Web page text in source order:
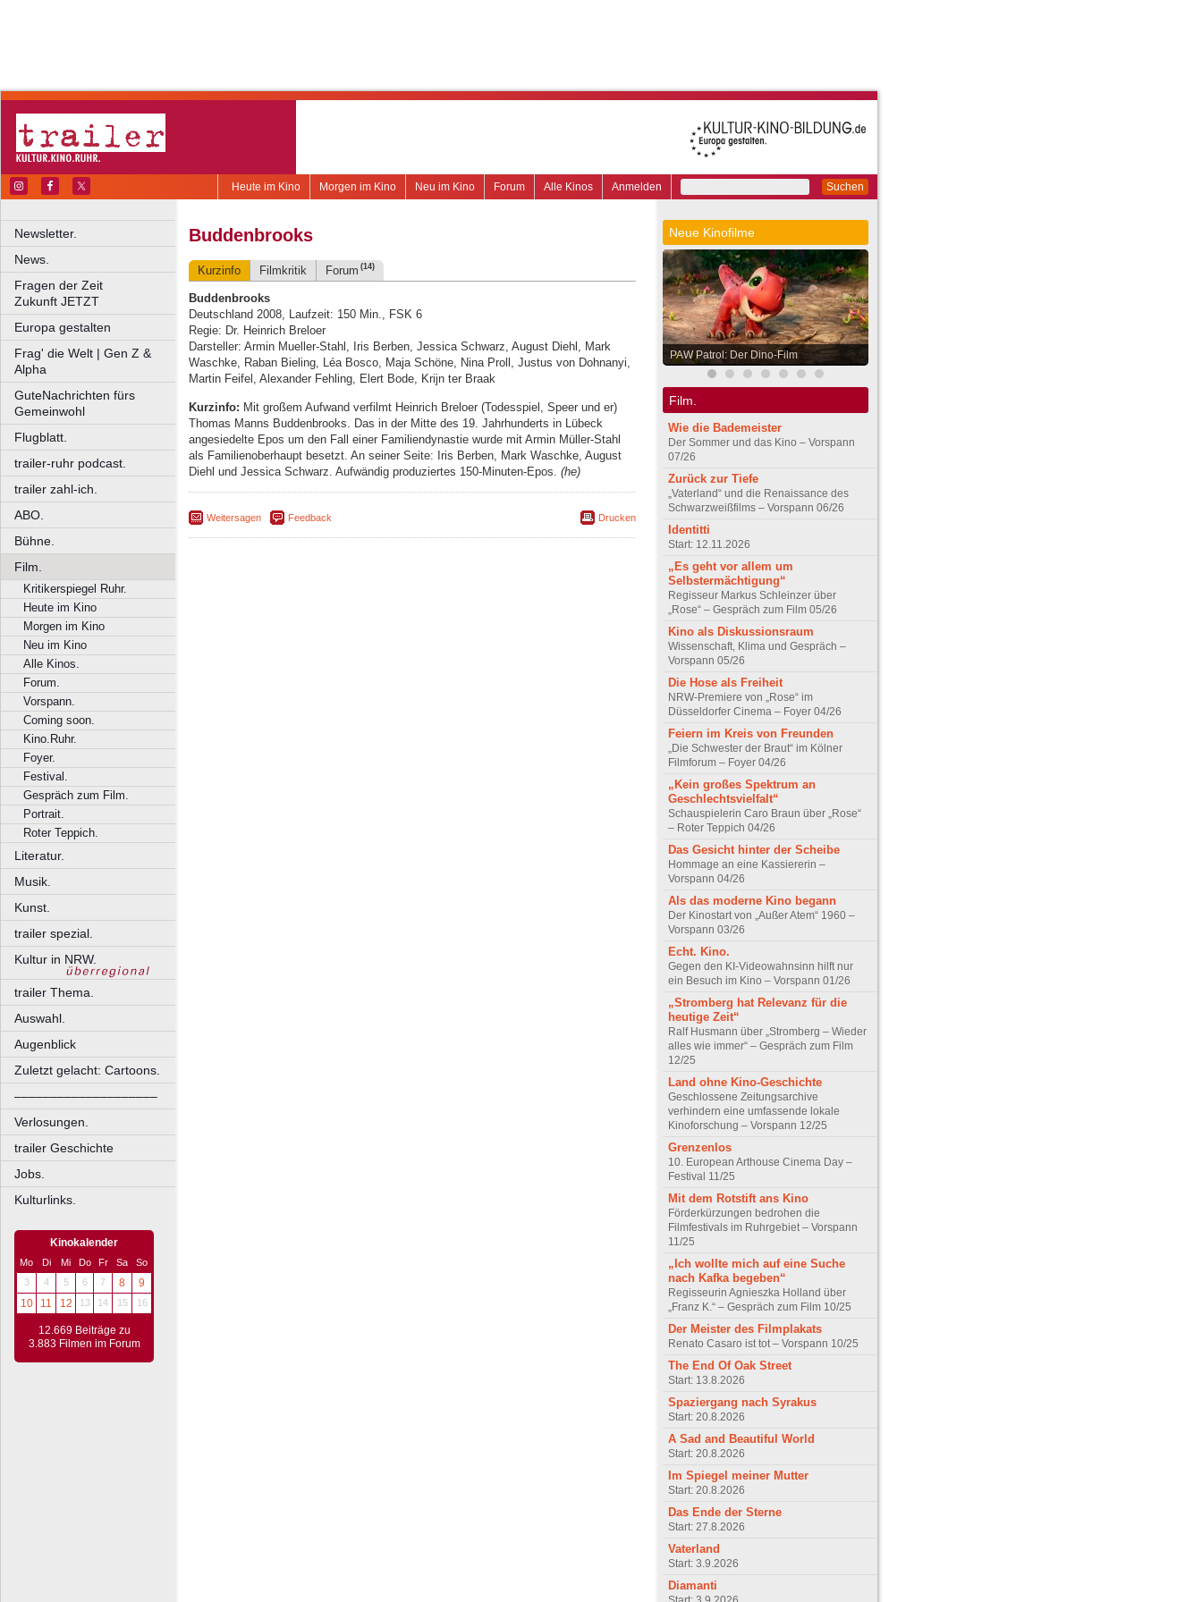
Suchen
Anmelden
Alle Kinos
Forum
Neu im Kino
Morgen im Kino
Heute im Kino
Newsletter.
News.
Fragen der Zeit
Zukunft JETZT
Europa gestalten
Frag' die Welt | Gen Z &
Alpha
GuteNachrichten fürs
Gemeinwohl
Flugblatt.
trailer-ruhr podcast.
trailer zahl-ich.
ABO.
Bühne.
Film.
Kritikerspiegel Ruhr.
Heute im Kino
Morgen im Kino
Neu im Kino
Alle Kinos.
Forum.
Vorspann.
Coming soon.
Kino.Ruhr.
Foyer.
Festival.
Gespräch zum Film.
Portrait.
Roter Teppich.
Literatur.
Musik.
Kunst.
trailer spezial.
Kultur in NRW.
trailer Thema.
Auswahl.
Augenblick
Zuletzt gelacht: Cartoons.
––––––––––––––––––––
Verlosungen.
trailer Geschichte
Jobs.
Kulturlinks.
Kinokalender
Mo Di Mi Do Fr Sa
So
3
4 5 6 7 8
9
10
11 12 13 14 15 16
12.669 Beiträge zu
3.883 Filmen im Forum
Buddenbrooks
Kurzinfo Filmkritik Forum (14)
Buddenbrooks
Deutschland 2008, Laufzeit: 150 Min., FSK 6
Regie: Dr. Heinrich Breloer
Darsteller: Armin Mueller-Stahl, Iris Berben, Jessica Schwarz, August Diehl, Mark
Waschke, Raban Bieling, Léa Bosco, Maja Schöne, Nina Proll, Justus von Dohnanyi,
Martin Feifel, Alexander Fehling, Elert Bode, Krijn ter Braak
Kurzinfo: Mit großem Aufwand verfilmt Heinrich Breloer (Todesspiel, Speer und er)
Thomas Manns Buddenbrooks. Das in der Mitte des 19. Jahrhunderts in Lübeck
angesiedelte Epos um den Fall einer Familiendynastie wurde mit Armin Müller-Stahl
als Familienoberhaupt besetzt. An seiner Seite: Iris Berben, Mark Waschke, August
Diehl und Jessica Schwarz. Aufwändig produziertes 150-Minuten-Epos. (he)
Weitersagen Feedback Drucken
Neue Kinofilme
PAW Patrol: Der Dino-Film
Film.
Wie die Bademeister
Der Sommer und das Kino – Vorspann
07/26
Zurück zur Tiefe
„Vaterland“ und die Renaissance des
Schwarzweißfilms – Vorspann 06/26
Identitti
Start: 12.11.2026
„Es geht vor allem um
Selbstermächtigung“
Regisseur Markus Schleinzer über
„Rose“ – Gespräch zum Film 05/26
Kino als Diskussionsraum
Wissenschaft, Klima und Gespräch –
Vorspann 05/26
Die Hose als Freiheit
NRW-Premiere von „Rose“ im
Düsseldorfer Cinema – Foyer 04/26
Feiern im Kreis von Freunden
„Die Schwester der Braut“ im Kölner
Filmforum – Foyer 04/26
„Kein großes Spektrum an
Geschlechtsvielfalt“
Schauspielerin Caro Braun über „Rose“
– Roter Teppich 04/26
Das Gesicht hinter der Scheibe
Hommage an eine Kassiererin –
Vorspann 04/26
Als das moderne Kino begann
Der Kinostart von „Außer Atem“ 1960 –
Vorspann 03/26
Echt. Kino.
Gegen den KI-Videowahnsinn hilft nur
ein Besuch im Kino – Vorspann 01/26
„Stromberg hat Relevanz für die
heutige Zeit“
Ralf Husmann über „Stromberg – Wieder
alles wie immer“ – Gespräch zum Film
12/25
Land ohne Kino-Geschichte
Geschlossene Zeitungsarchive
verhindern eine umfassende lokale
Kinoforschung – Vorspann 12/25
Grenzenlos
10. European Arthouse Cinema Day –
Festival 11/25
Mit dem Rotstift ans Kino
Förderkürzungen bedrohen die
Filmfestivals im Ruhrgebiet – Vorspann
11/25
„Ich wollte mich auf eine Suche
nach Kafka begeben“
Regisseurin Agnieszka Holland über
„Franz K.“ – Gespräch zum Film 10/25
Der Meister des Filmplakats
Renato Casaro ist tot – Vorspann 10/25
The End Of Oak Street
Start: 13.8.2026
Spaziergang nach Syrakus
Start: 20.8.2026
A Sad and Beautiful World
Start: 20.8.2026
Im Spiegel meiner Mutter
Start: 20.8.2026
Das Ende der Sterne
Start: 27.8.2026
Vaterland
Start: 3.9.2026
Diamanti